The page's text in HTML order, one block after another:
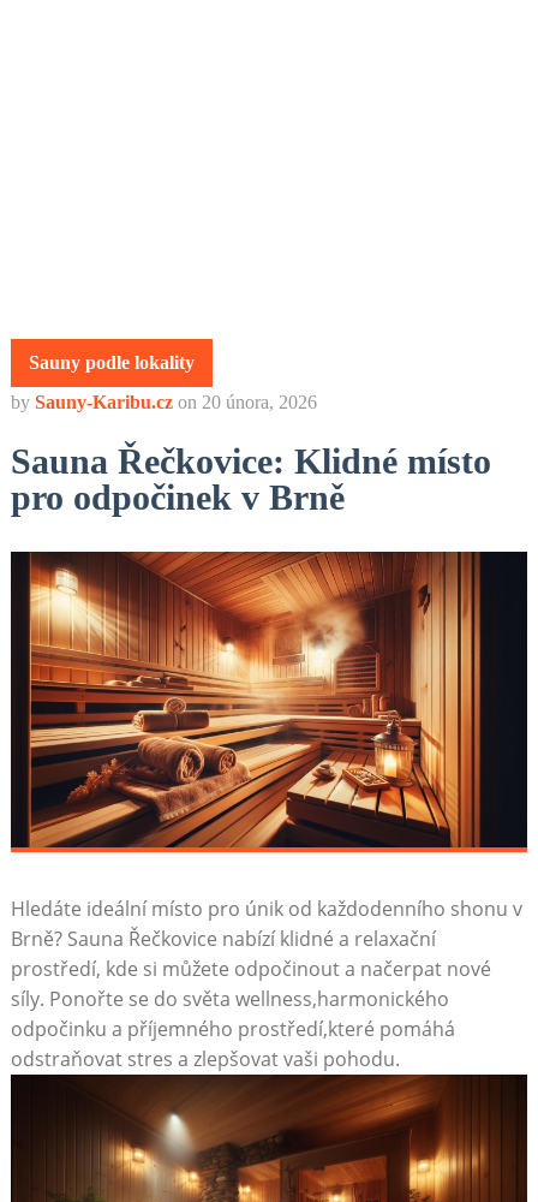
Sauny podle lokality
by Sauny-Karibu.cz on 20 února, 2026
Sauna Řečkovice: Klidné místo
pro odpočinek v Brně
Hledáte ideální místo pro únik od každodenního shonu v
Brně? Sauna Řečkovice nabízí klidné a relaxační
prostředí, kde si můžete odpočinout a načerpat nové
síly. Ponořte se do světa wellness,harmonického
odpočinku a příjemného prostředí,které pomáhá
odstraňovat stres a zlepšovat vaši pohodu.